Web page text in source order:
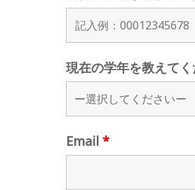
現在の学年を教えて
Email *